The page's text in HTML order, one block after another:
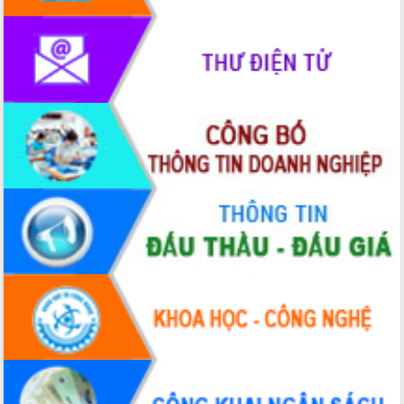
Rà soát, hoàn thiện hệ thống thiết chế
văn hóa, thể thao đáp ứng yêu cầu
phát triển mới
Thường trực HĐND tỉnh Đắk Lắk gặp
mặt Đoàn chuyên gia y tế TP. Hồ Chí
Minh
Lễ truy điệu và an táng hài cốt liệt sĩ
tại Nghĩa trang Liệt sĩ xã Sơn Hòa
Bàn giải pháp tháo gỡ khó khăn trong
xuất khẩu sầu riêng và triển khai quy
định EUDR
Thứ trưởng Bộ Nông nghiệp và Môi
trường Nguyễn Hoàng Hiệp khảo sát
vùng trồng và doanh nghiệp đóng gói
sầu riêng tại Đắk Lắk
Trình diễn nghệ thuật chế biến các
món ăn từ sầu riêng
Đắk Lắk công bố Quy hoạch và xúc
tiến đầu tư tỉnh
Ngành cá ngừ Đắk Lắk chủ động thích